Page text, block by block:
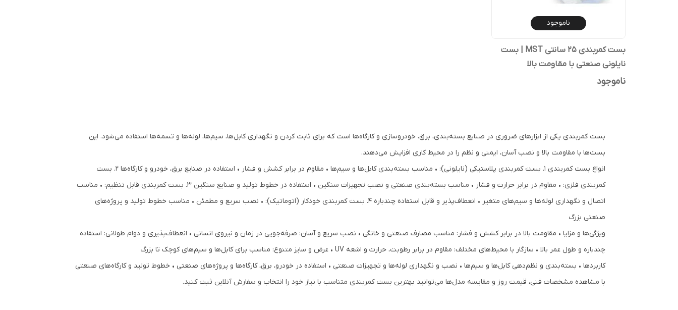
ناموجود
بست کمربندی ۲۵ سانتی MST | بست
نایلونی صنعتی با مقاومت بالا
ناموجود
بست کمربندی یکی از ابزارهای ضروری در صنایع بسته‌بندی، برق، خودروسازی و کارگاه‌ها است که برای ثابت کردن و نگهداری کابل‌ها، سیم‌ها، لوله‌ها و تسمه‌ها استفاده می‌شود. این
بست‌ها با مقاومت بالا و نصب آسان، ایمنی و نظم را در محیط کاری افزایش می‌دهند.
انواع بست کمربندی 1. بست کمربندی پلاستیکی (نایلونی): • مناسب بسته‌بندی کابل‌ها و سیم‌ها • مقاوم در برابر کشش و فشار • استفاده در صنایع برق، خودرو و کارگاه‌ها 2. بست
کمربندی فلزی: • مقاوم در برابر حرارت و فشار • مناسب بسته‌بندی صنعتی و نصب تجهیزات سنگین • استفاده در خطوط تولید و صنایع سنگین 3. بست کمربندی قابل تنظیم: • مناسب
اتصال و نگهداری لوله‌ها و سیم‌های متغیر • انعطاف‌پذیر و قابل استفاده چندباره 4. بست کمربندی خودکار (اتوماتیک): • نصب سریع و مطمئن • مناسب خطوط تولید و پروژه‌های
صنعتی بزرگ
ویژگی‌ها و مزایا • مقاومت بالا در برابر کشش و فشار: مناسب مصارف صنعتی و خانگی • نصب سریع و آسان: صرفه‌جویی در زمان و نیروی انسانی • انعطاف‌پذیری و دوام طولانی: استفاده
چندباره و طول عمر بالا • سازگار با محیط‌های مختلف: مقاوم در برابر رطوبت، حرارت و اشعه UV • عرض و سایز متنوع: مناسب برای کابل‌ها و سیم‌های کوچک تا بزرگ
کاربردها • بسته‌بندی و نظم‌دهی کابل‌ها و سیم‌ها • نصب و نگهداری لوله‌ها و تجهیزات صنعتی • استفاده در خودرو، برق، کارگاه‌ها و پروژه‌های صنعتی • خطوط تولید و کارگاه‌های صنعتی
با مشاهده مشخصات فنی، قیمت روز و مقایسه مدل‌ها می‌توانید بهترین بست کمربندی متناسب با نیاز خود را انتخاب و سفارش آنلاین ثبت کنید.